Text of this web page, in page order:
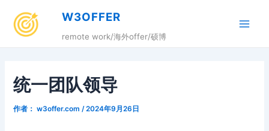
W3OFFER
remote work/海外offer/硕博
统一团队领导
作者： w3offer.com /2024年9月26日